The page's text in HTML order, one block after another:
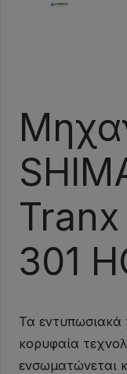
301
Τα εντυπωσιακά
κορυφαία
ενσωματώνεται